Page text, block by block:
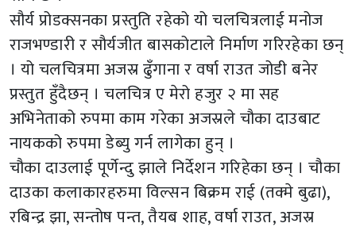
सौर्य प्रोडक्सनका प्रस्तुति रहेको यो चलचित्रलाई मनोज
राजभण्डारी र सौर्यजीत बासकोटाले निर्माण गरिरहेका छन्
। यो चलचित्रमा अजस्र ढुँगाना र वर्षा राउत जोडी बनेर
प्रस्तुत हुँदैछन् । चलचित्र ए मेरो हजुर २ मा सह
अभिनेताको रुपमा काम गरेका अजस्रले चौका दाउबाट
नायकको रुपमा डेब्यु गर्न लागेका हुन् ।
चौका दाउलाई पूर्णेन्दु झाले निर्देशन गरिहेका छन् । चौका
दाउका कलाकारहरुमा विल्सन बिक्रम राई (तक्मे बुढा),
रबिन्द्र झा, सन्तोष पन्त, तैयब शाह, वर्षा राउत, अजस्र